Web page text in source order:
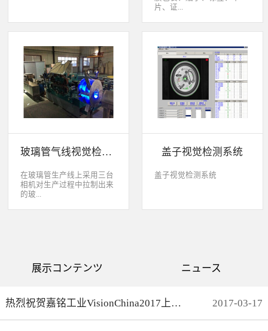
片、证...
打印或热移印的数字、字
母、符号，检测喷码或打印
缺失、错喷、漏喷等缺陷。
采检测速度可达每秒20件产
品以上。该系统可广泛应用
于各种产品生产日期、批
号、产品代码打印品质检测
以及字符数字读取验证等。
玻璃管气线视觉检测系统
在玻璃管生产线上采用三台
相机对生产过程中拉制出来
的玻...
产速度最快是每分钟150
米。
盖子视觉检测系统
盖子视觉检测系统
展示コンテンツ ニュース
热烈祝贺嘉铭工业VisionChina2017上海光博会完满结束 2017-03-17